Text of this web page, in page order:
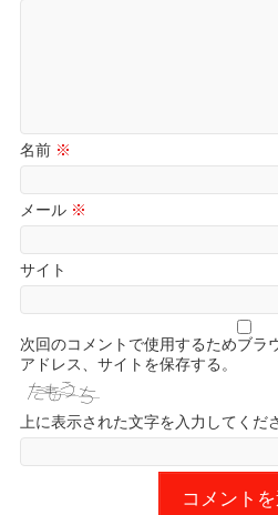
名前 ※
メール ※
サイト
次回のコメントで使用するためブラ
アドレス、サイトを保存する。
上に表示された文字を入力してくだ